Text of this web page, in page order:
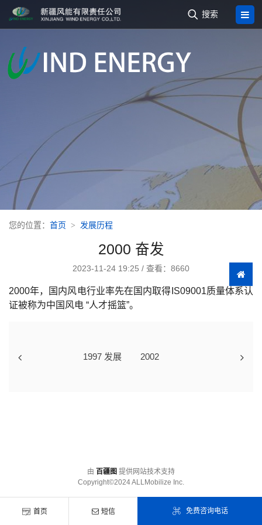
 搜索
首页 短信 免费咨询电话
您的位置： 首页 发展历程
2000 奋发
2023-11-24 19:25 / 查看：8660
2000年，国内风电行业率先在国内取得IS09001质量体系认
证被称为中国风电 “人才摇篮”。
1997 发展 2002
由 百疆图 提供网站技术支持
Copyright©2024 ALLMobilize Inc.